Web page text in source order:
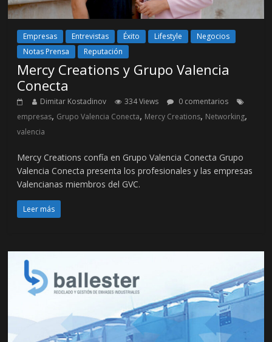
Empresas Entrevistas Éxito Lifestyle
Negocios
Notas Prensa
Reputación
Mercy Creations y Grupo Valencia
Conecta
Dimitar Kostadinov 334 Views
0 comentarios
empresas, Grupo Valencia Conecta, Mercy Creations, Networking,
valencia
Mercy Creations confía en Grupo Valencia Conecta Grupo
Valencia Conecta presenta los profesionales y las empresas
Valencianas miembros del GVC.
Leer más